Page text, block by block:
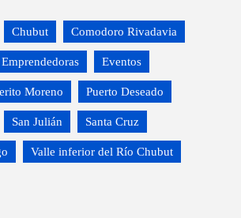
Chubut Comodoro Rivadavia
Emprendedoras Eventos
Moreno Puerto Deseado
San Julián Santa Cruz
Valle inferior del Río Chubut